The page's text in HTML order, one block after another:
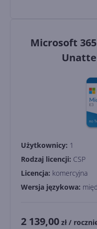
Microsoft 365
Użytkownicy: 1
Rodzaj licencji: CSP
Licencja: komercyjna
Wersja językowa:
2 139,00 zł /